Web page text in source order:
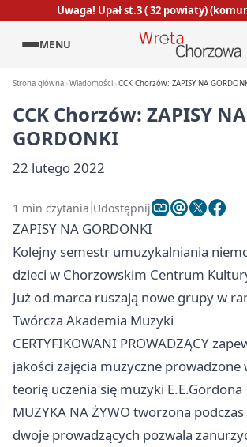
Uwaga! Upał st.3 ( 32 powiaty)
MENU
Strona główna Wiadomości CCK Chorzów: ZAPISY NA
CCK Chorzów: ZAPISY NA
GORDONKI
22 lutego 2022
1 min czytania Udostępnij
ZAPISY NA GORDONKI
Kolejny semestr umuzykalniania
dzieci w Chorzowskim Centrum
Już od marca ruszają nowe grupy w
Twórcza Akademia Muzyki
CERTYFIKOWANI PROWADZĄCY
jakości zajęcia muzyczne prowadzone
teorię uczenia się muzyki E.E.Gordona
MUZYKA NA ŻYWO tworzona
dwoje prowadzących pozwala